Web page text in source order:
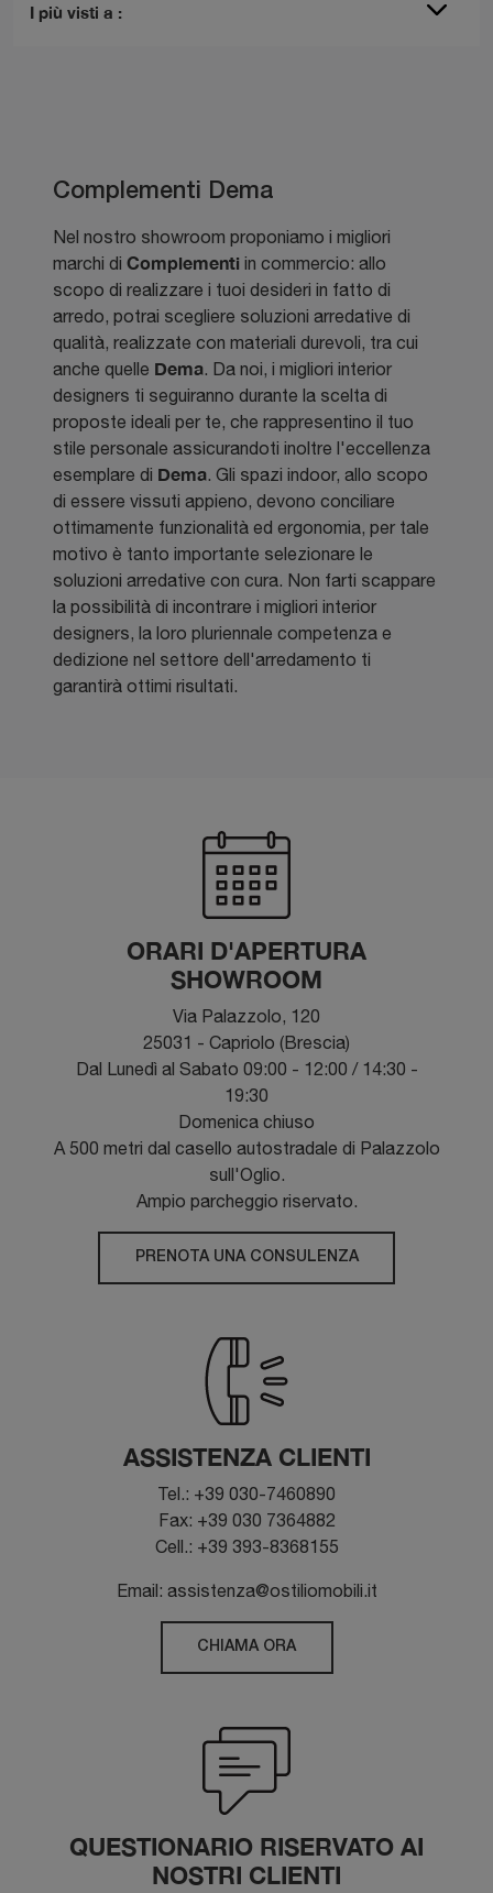
I più visti a :
Complementi Dema
Nel nostro showroom proponiamo i migliori
marchi di Complementi in commercio: allo
scopo di realizzare i tuoi desideri in fatto di
arredo, potrai scegliere soluzioni arredative di
qualità, realizzate con materiali durevoli, tra cui
anche quelle Dema. Da noi, i migliori interior
designers ti seguiranno durante la scelta di
proposte ideali per te, che rappresentino il tuo
stile personale assicurandoti inoltre l'eccellenza
esemplare di Dema. Gli spazi indoor, allo scopo
di essere vissuti appieno, devono conciliare
ottimamente funzionalità ed ergonomia, per tale
motivo è tanto importante selezionare le
soluzioni arredative con cura. Non farti scappare
la possibilità di incontrare i migliori interior
designers, la loro pluriennale competenza e
dedizione nel settore dell'arredamento ti
garantirà ottimi risultati.
ORARI D'APERTURA
SHOWROOM
Via Palazzolo, 120
25031 - Capriolo (Brescia)
Dal Lunedì al Sabato 09:00 - 12:00 / 14:30 -
19:30
Domenica chiuso
A 500 metri dal casello autostradale di Palazzolo
sull'Oglio.
Ampio parcheggio riservato.
PRENOTA UNA CONSULENZA
ASSISTENZA CLIENTI
Tel.: +39 030-7460890
Fax: +39 030 7364882
Cell.: +39 393-8368155
Email: assistenza@ostiliomobili.it
CHIAMA ORA
QUESTIONARIO RISERVATO AI
NOSTRI CLIENTI